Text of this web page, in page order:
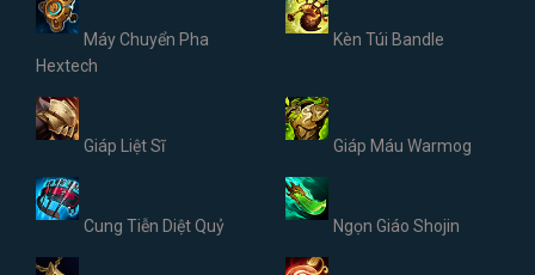
Máy Chuyển Pha
Hextech
Kèn Túi Bandle
Giáp Liệt Sĩ Giáp Máu Warmog
Cung Tiễn Diệt Quỷ Ngọn Giáo Shojin